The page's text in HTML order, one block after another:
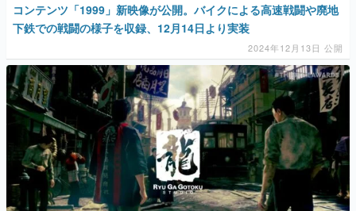
コンテンツ「1999」新映像が公開。バイクによる高速戦闘や廃地
下鉄での戦闘の様子を収録、12月14日より実装
2024年12月13日 公開